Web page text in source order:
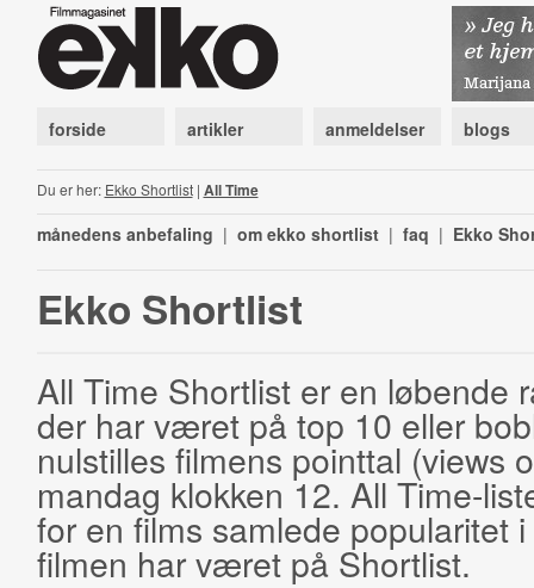
forside artikler anmeldelser blogs
Du er her: Ekko Shortlist| All Time
månedens anbefaling | om ekko shortlist | faq | Ekko
Ekko Shortlist
All Time Shortlist er en løbende
der har været på top 10 eller
nulstilles filmens pointtal (views
mandag klokken 12. All Time-
for en films samlede popularitet
filmen har været på Shortlist.